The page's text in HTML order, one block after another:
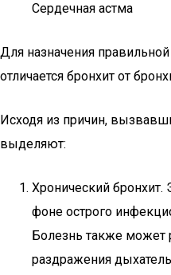
Сердечная астма
Для назначения
отличается бронхит от
Исходя из причин,
выделяют:
Хронический бронхит.
фоне острого
Болезнь также может
раздражения